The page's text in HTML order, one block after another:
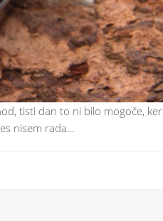
tisti dan to ni bilo mogoče, ker
nisem rada…